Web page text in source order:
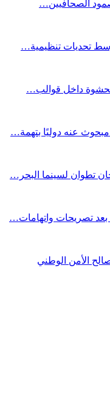
الصحافيين…
تحديات تنظيمية…
عنه دوليًا بتهمة…
تصريحات واتهامات…
الأمن الوطني